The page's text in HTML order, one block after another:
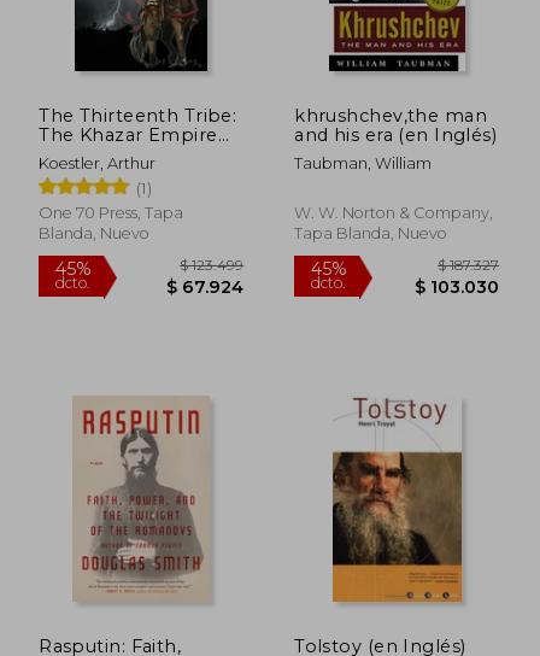
45%
$ 92.793
45%
dcto.
dcto. dcto.
The Thirteenth Tribe:
The Khazar Empire
and its Heritage (en
Inglés)
Koestler, Arthur
(1)
One 70 Press, Tapa
Blanda, Nuevo
khrushchev,the man
and his era (en Inglés)
Taubman, William
W. W. Norton & Company,
Tapa Blanda, Nuevo
Rasputin: Faith,
Tolstoy (en Inglés)